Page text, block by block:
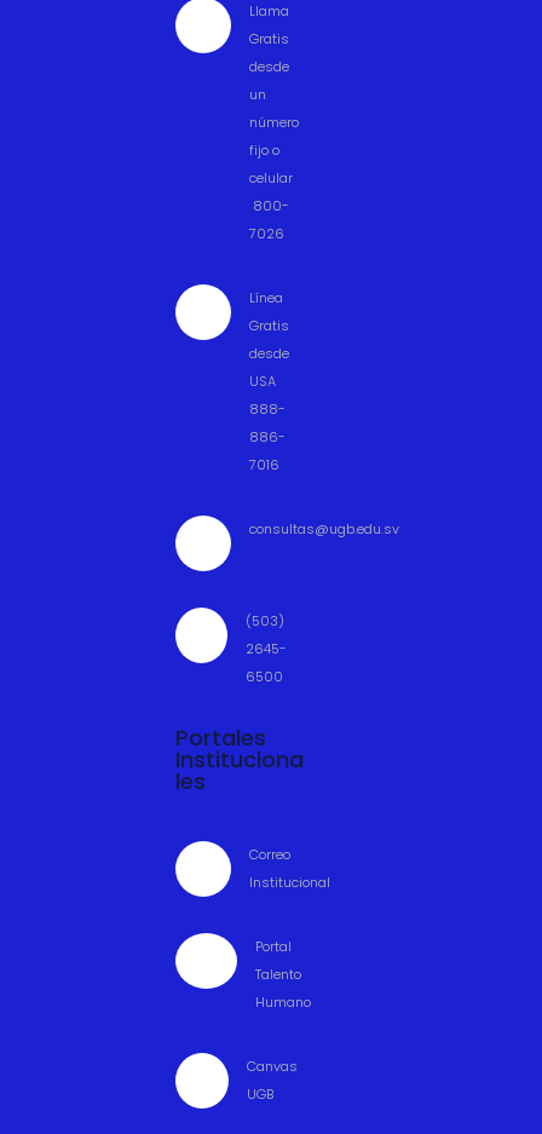
Llama
Gratis
desde
un
número
fijo o
celular
800-
7026
Línea
Gratis
desde
USA
888-
886-
7016
consultas@ugb.edu.sv
(503)
2645-
6500
Portales
Instituciona
les
Correo
Institucional
Portal
Talento
Humano
Canvas
UGB